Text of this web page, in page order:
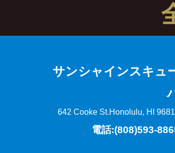
サンシャインスキュ
642 Cooke St.Honolulu, HI
電話:(808)593-